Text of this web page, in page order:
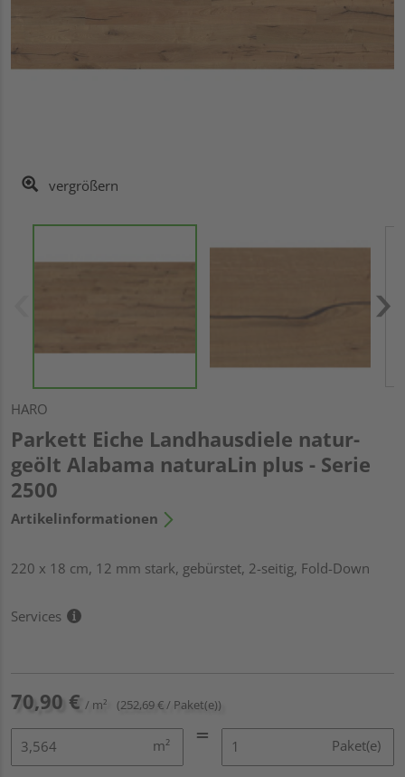
vergrößern
HARO
Parkett Eiche Landhausdiele natur-
geölt Alabama naturaLin plus - Serie
2500
Artikelinformationen
220 x 18 cm, 12 mm stark, gebürstet, 2-seitig, Fold-Down
Services
70,90 € / m² (252,69 € / Paket(e))
m² Paket(e)